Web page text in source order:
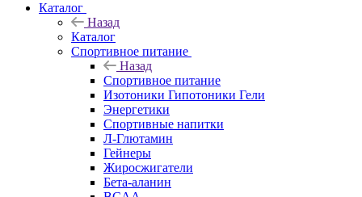
Каталог
Назад
Каталог
Спортивное питание
Назад
Спортивное питание
Изотоники Гипотоники Гели
Энергетики
Спортивные напитки
Л-Глютамин
Гейнеры
Жиросжигатели
Бета-аланин